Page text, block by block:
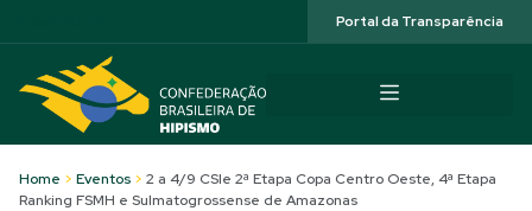
Portal da Transparência
Home > Eventos > 2 a 4/9 CSIe 2ª Etapa Copa Centro Oeste, 4ª Etapa
Ranking FSMH e Sulmatogrossense de Amazonas